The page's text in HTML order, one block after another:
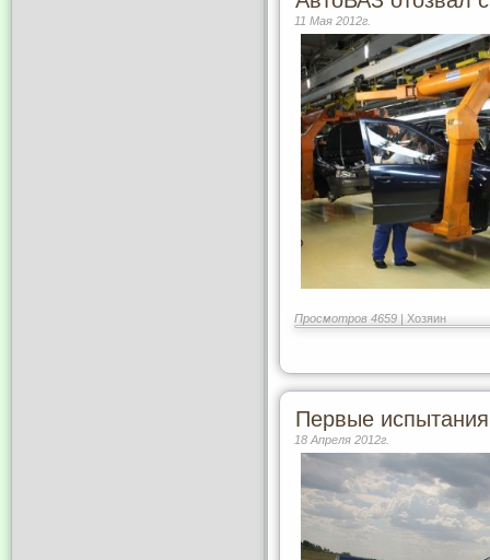
11 Мая 2012г.
Просмотров 4659 | Хозяин
Первые
18 Апреля 2012г.